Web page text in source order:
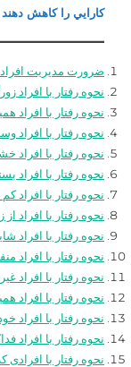
کارايي را کاهش دهند
ضرورت مدیریت افراد
نحوه رفتار با افراد
نحوه رفتار با افراد
نحوه رفتار با افراد
نحوه رفتار با افراد
نحوه رفتار با افراد
نحوه رفتار با افراد
نحوه رفتار با افراد از
نحوه رفتار با افراد
نحوه رفتار با افراد
نحوه رفتار با افراد
نحوه رفتار با افراد
نحوه رفتار با افراد
نحوه رفتار با افراد
نحوه رفتار با